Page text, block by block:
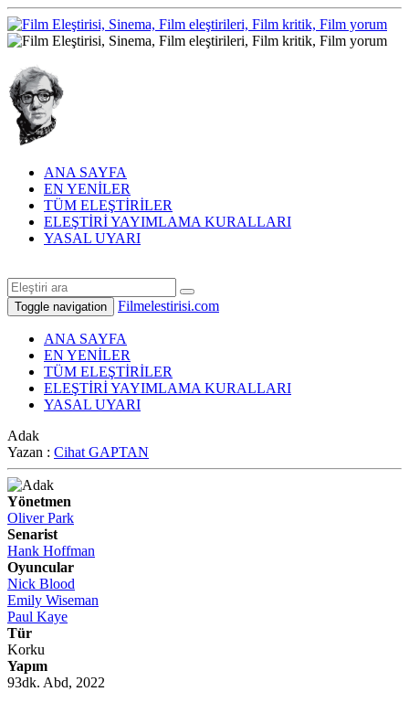
ANA SAYFA
EN YENİLER
TÜM ELEŞTİRİLER
ELEŞTİRİ YAYIMLAMA KURALLARI
YASAL UYARI
Toggle navigation Filmelestirisi.com
ANA SAYFA
EN YENİLER
TÜM ELEŞTİRİLER
ELEŞTİRİ YAYIMLAMA KURALLARI
YASAL UYARI
Adak
Yazan : Cihat GAPTAN
Yönetmen
Oliver Park
Senarist
Hank Hoffman
Oyuncular
Nick Blood
Emily Wiseman
Paul Kaye
Tür
Korku
Yapım
93dk. Abd, 2022